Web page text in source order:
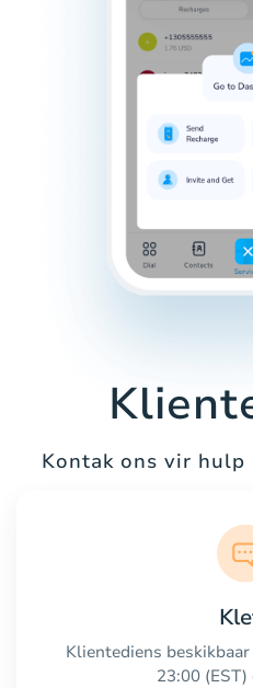
Kontak ons vir hulp
Klientediens
23:00